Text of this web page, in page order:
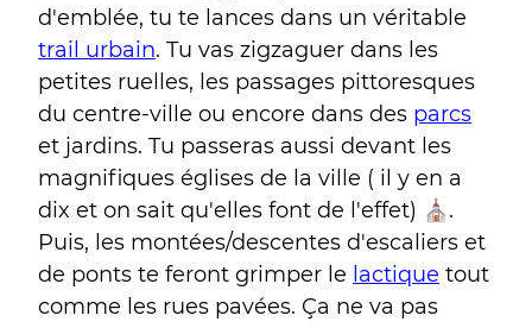
d'emblée, tu te lances dans un véritable
trail urbain. Tu vas zigzaguer dans les
petites ruelles, les passages pittoresques
du centre-ville ou encore dans des parcs
et jardins. Tu passeras aussi devant les
magnifiques églises de la ville ( il y en a
dix et on sait qu'elles font de l'effet) ⛪.
Puis, les montées/descentes d'escaliers et
de ponts te feront grimper le lactique tout
comme les rues pavées. Ça ne va pas